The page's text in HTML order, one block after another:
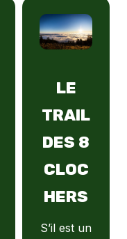
LE
TRAIL
DES 8
CLOC
HERS
S’il est un